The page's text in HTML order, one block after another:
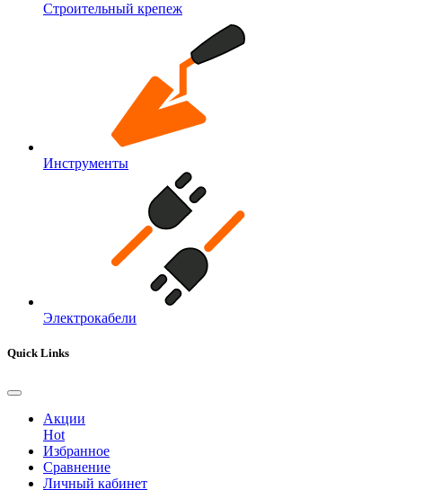
Строительный крепеж
Инструменты
Электрокабели
Quick Links
Акции
Hot
Избранное
Сравнение
Личный кабинет